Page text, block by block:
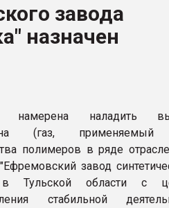
завода
назначен
намерена наладить
(газ,
полимеров в ряде
завод
в Тульской области с
стабильной